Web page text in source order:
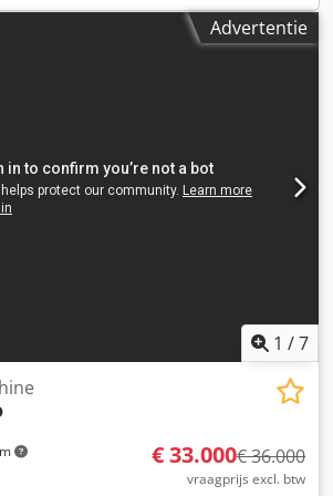
(staal): 32mm, spindelslag: 120mm,
150mm/2000mm, motorvermogen:
Bezichtiging ter plaatse is
Advertentie
1 /7
€ 33.000€ 36.000
vraagprijs excl. btw